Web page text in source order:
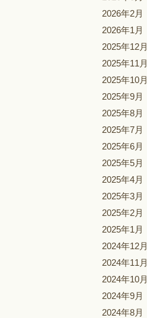
2026年2月
2026年1月
2025年12月
2025年11月
2025年10月
2025年9月
2025年8月
2025年7月
2025年6月
2025年5月
2025年4月
2025年3月
2025年2月
2025年1月
2024年12月
2024年11月
2024年10月
2024年9月
2024年8月